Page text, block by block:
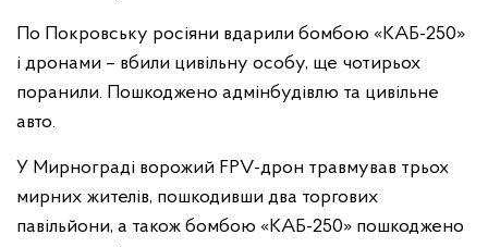
По Покровську росіяни вдарили бомбою «КАБ-250»
і дронами – вбили цивільну особу, ще чотирьох
поранили. Пошкоджено адмінбудівлю та цивільне
авто.
У Мирнограді ворожий FPV-дрон травмував трьох
мирних жителів, пошкодивши два торгових
павільйони, а також бомбою «КАБ-250» пошкоджено